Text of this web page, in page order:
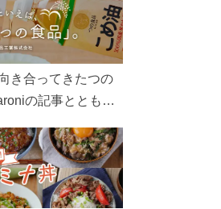
き合ってきたつの
の記事とともに
のこだわりまで。
なるコンテンツを
。